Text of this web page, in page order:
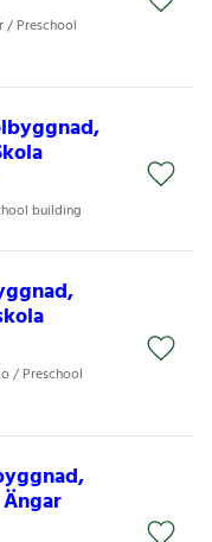
/ Preschool
building
/ Preschool